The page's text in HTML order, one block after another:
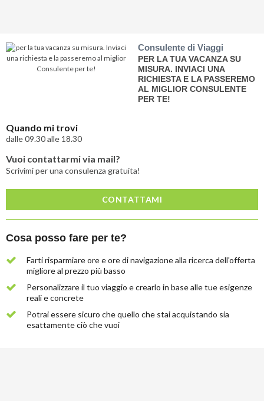
Consulente di Viaggi
PER LA TUA VACANZA SU
MISURA. INVIACI UNA
RICHIESTA E LA PASSEREMO
AL MIGLIOR CONSULENTE
PER TE!
Quando mi trovi
dalle 09.30 alle 18.30
Vuoi contattarmi via mail?
Scrivimi per una consulenza gratuita!
CONTATTAMI
Cosa posso fare per te?
Farti risparmiare ore e ore di navigazione alla ricerca dell'offerta
migliore al prezzo più basso
Personalizzare il tuo viaggio e crearlo in base alle tue esigenze
reali e concrete
Potrai essere sicuro che quello che stai acquistando sia
esattamente ciò che vuoi